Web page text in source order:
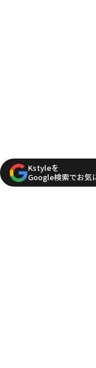
Kstyleを
Google検索でお気